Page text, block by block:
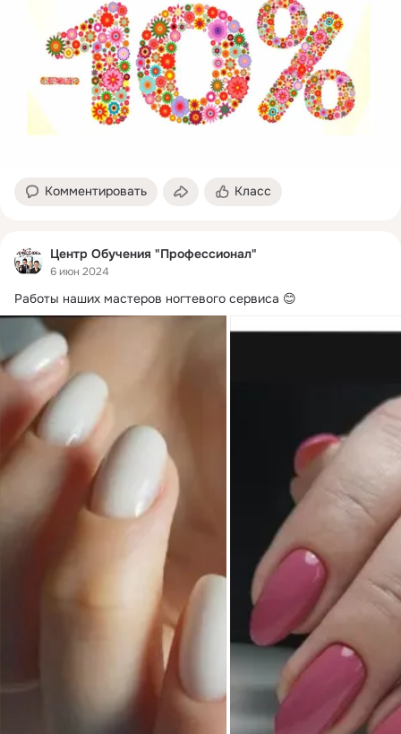
Комментировать Класс
Центр Обучения "Профессионал"
6 июн 2024
Работы наших мастеров ногтевого сервиса 😊